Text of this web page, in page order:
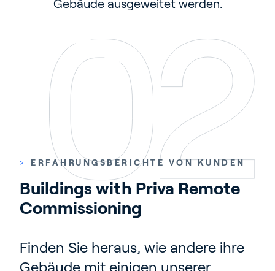
Gebäude ausgeweitet werden.
anmelden und damit arbeiten
nicht möglich
> ERFAHRUNGSBERICHTE VON KUNDEN
Buildings with Priva Remote
Commissioning
Finden Sie heraus, wie andere ihre
Gebäude mit einigen unserer